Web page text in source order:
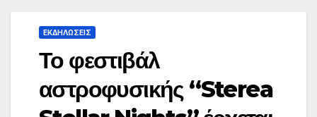
ΕΚΔΗΛΩΣΕΙΣ
Το φεστιβάλ
αστροφυσικής “Sterea